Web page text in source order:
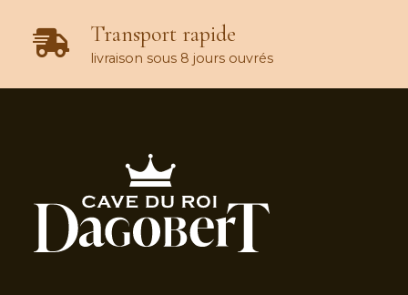
Transport rapide
livraison sous 8 jours ouvrés